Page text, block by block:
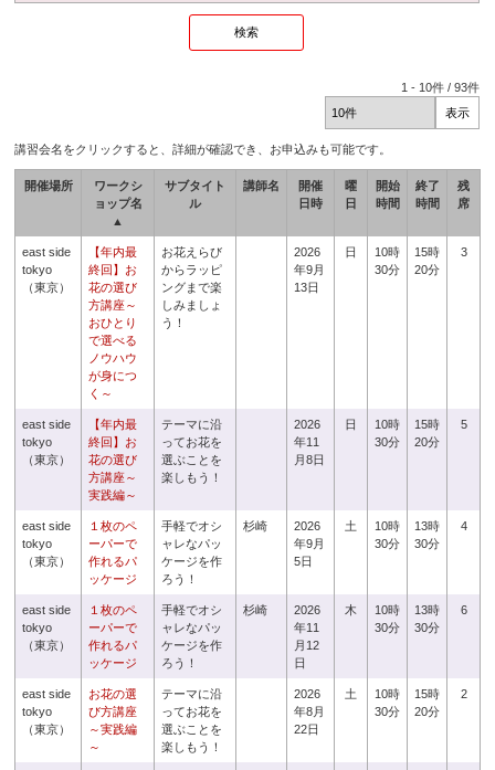
1 - 10件 /93件
講習会名をクリックすると、詳細が確認でき、お申込みも可能です。
開催場所
ワークシ
ョップ名
▲
サブタイト
ル
講師名
開催
日時
曜
日
開始
時間
終了
時間
残
席
east side
tokyo
（東京）
【年内最
終回】お
花の選び
方講座～
おひとり
で選べる
ノウハウ
が身につ
く～
お花えらび
からラッピ
ングまで楽
しみましょ
う！
2026
年9月
13日
日
10時
30分
15時
20分
3
east side
tokyo
（東京）
【年内最
終回】お
花の選び
方講座～
実践編～
テーマに沿
ってお花を
選ぶことを
楽しもう！
2026
年11
月8日
日
10時
30分
15時
20分
5
east side
tokyo
（東京）
１枚のペ
ーパーで
作れるパ
ッケージ
手軽でオシ
ャレなパッ
ケージを作
ろう！
杉崎
2026
年9月
5日
土
10時
30分
13時
30分
4
east side
tokyo
（東京）
１枚のペ
ーパーで
作れるパ
ッケージ
手軽でオシ
ャレなパッ
ケージを作
ろう！
杉崎
2026
年11
月12
日
木
10時
30分
13時
30分
6
east side
tokyo
（東京）
お花の選
び方講座
～実践編
～
テーマに沿
ってお花を
選ぶことを
楽しもう！
2026
年8月
22日
土
10時
30分
15時
20分
2